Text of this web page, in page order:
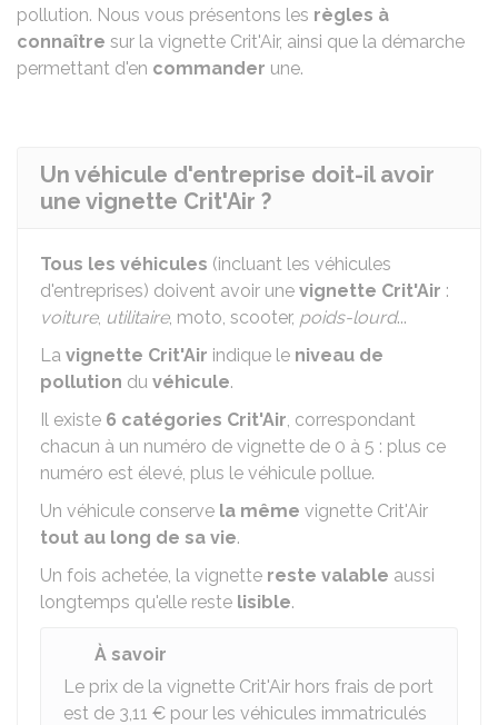
pollution. Nous vous présentons les règles à
connaître sur la vignette Crit'Air, ainsi que la démarche
permettant d'en commander une.
Un véhicule d'entreprise doit-il avoir
une vignette Crit'Air ?
Tous les véhicules (incluant les véhicules
d'entreprises) doivent avoir une vignette Crit'Air :
voiture, utilitaire, moto, scooter, poids-lourd...
La vignette Crit'Air indique le niveau de
pollution du véhicule.
Il existe 6 catégories Crit'Air, correspondant
chacun à un numéro de vignette de 0 à 5 : plus ce
numéro est élevé, plus le véhicule pollue.
Un véhicule conserve la même vignette Crit'Air
tout au long de sa vie.
Un fois achetée, la vignette reste valable aussi
longtemps qu'elle reste lisible.
À savoir
Le prix de la vignette Crit'Air hors frais de port
est de 3,11 € pour les véhicules immatriculés